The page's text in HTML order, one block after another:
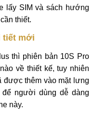
lấy SIM và sách hướng
thiết.
tiết mới
thì phiên bản 10S Pro
về thiết kế, tuy nhiên
được thêm vào mặt lưng
người dùng dễ dàng
này.